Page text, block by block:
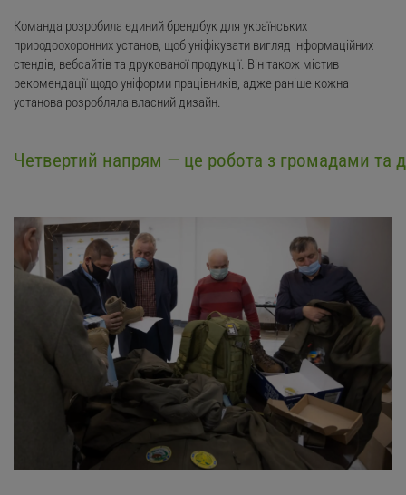
Команда розробила єдиний брендбук для українських
природоохоронних установ, щоб уніфікувати вигляд інформаційних
стендів, вебсайтів та друкованої продукції. Він також містив
рекомендації щодо уніформи працівників, адже раніше кожна
установа розробляла власний дизайн.
Четвертий напрям — це робота з громадами та